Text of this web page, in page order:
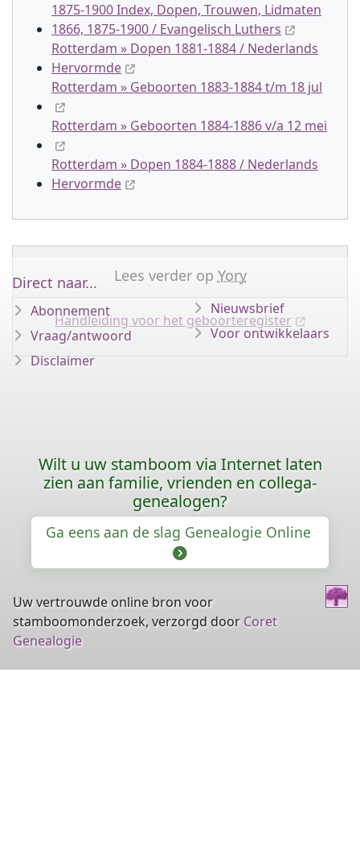
1875-1900 Index, Dopen, Trouwen, Lidmaten
1866, 1875-1900 / Evangelisch Luthers
Rotterdam » Dopen 1881-1884 / Nederlands
Hervormde
Rotterdam » Geboorten 1883-1884 t/m 18 jul
Rotterdam » Geboorten 1884-1886 v/a 12 mei
Rotterdam » Dopen 1884-1888 / Nederlands
Hervormde
Lees verder op Yory
Handleiding voor het geboorteregister
Direct naar...
Abonnement
Vraag/antwoord
Disclaimer
Nieuwsbrief
Voor ontwikkelaars
Wilt u uw stamboom via Internet laten
zien aan familie, vrienden en collega-
genealogen?
Ga eens aan de slag Genealogie Online
Uw vertrouwde online bron voor
stamboomonderzoek, verzorgd door Coret
Genealogie